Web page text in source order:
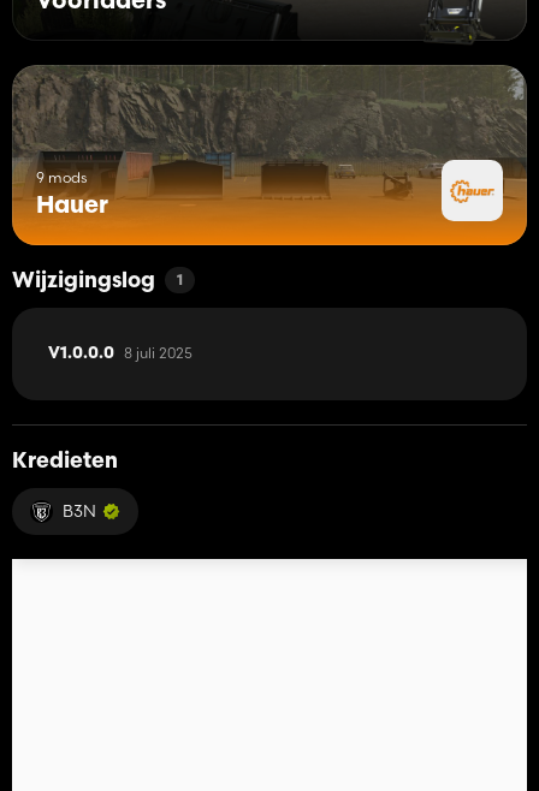
9 mods
Hauer
Wijzigingslog 1
V1.0.0.0 8 juli 2025
Kredieten
B3N